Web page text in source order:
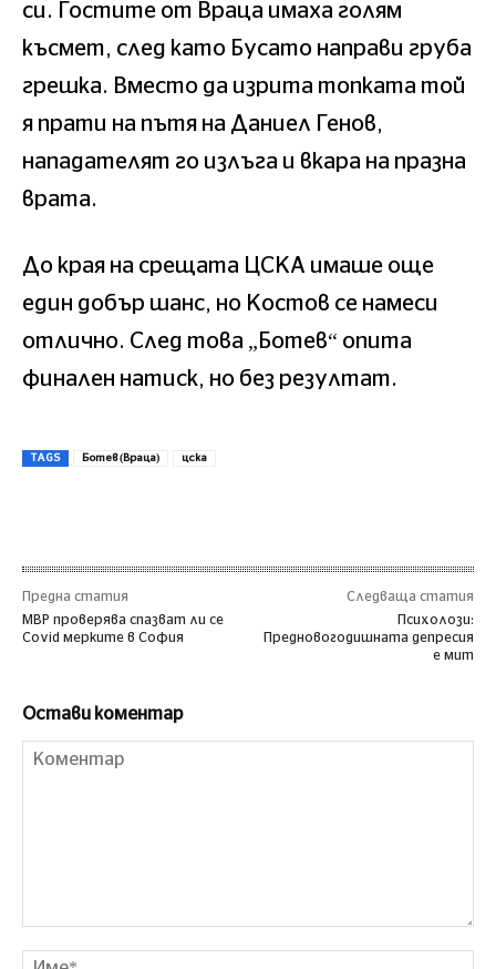
си. Гостите от Враца имаха голям
късмет, след като Бусато направи груба
грешка. Вместо да изрита топката той
я прати на пътя на Даниел Генов,
нападателят го излъга и вкара на празна
врата.
До края на срещата ЦСКА имаше още
един добър шанс, но Костов се намеси
отлично. След това „Ботев“ опита
финален натиск, но без резултат.
TAGS Ботев (Враца) цска
Предна статия
МВР проверява спазват ли се
Covid мерките в София
Следваща статия
Психолози:
Предновогодишната депресия
е мит
Остави коментар